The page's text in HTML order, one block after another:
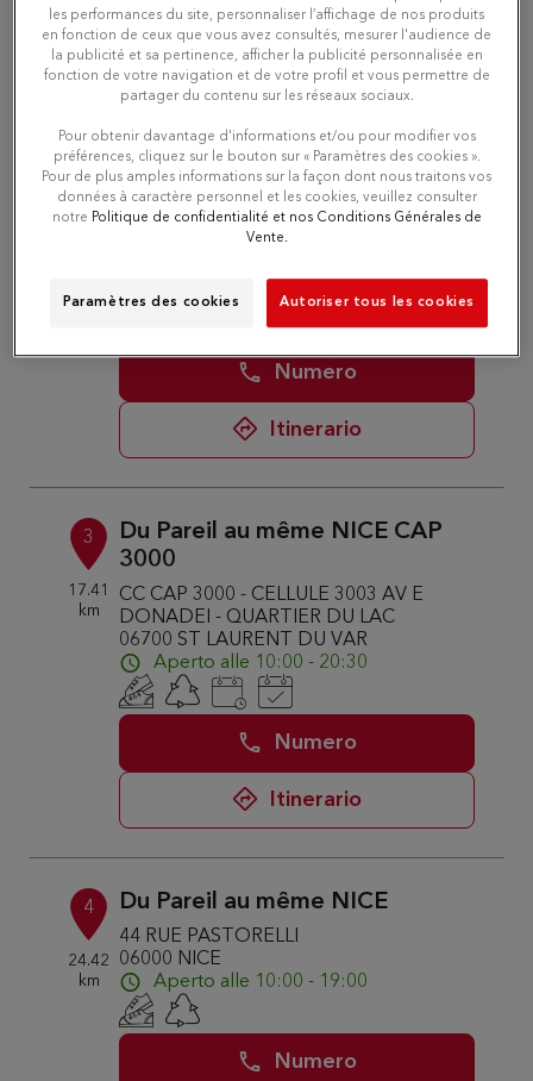
Numero
Itinerario
2
Du Pareil au même ANTIBES
CHAMPIONNET
12 BIS RUE CHAMPIONNET
Aperto alle 10:00 - 19:00
Numero
Itinerario
3
17.41
km
Du Pareil au même NICE CAP
3000
CC CAP 3000 - CELLULE 3003 AV E
DONADEI - QUARTIER DU LAC
06700 ST LAURENT DU VAR
Aperto alle 10:00 - 20:30
Numero
Itinerario
4
24.42
km
Du Pareil au même NICE
44 RUE PASTORELLI
06000 NICE
Aperto alle 10:00 - 19:00
Numero
les performances du site, personnaliser l’affichage de nos produits
en fonction de ceux que vous avez consultés, mesurer l'audience de
la publicité et sa pertinence, afficher la publicité personnalisée en
fonction de votre navigation et de votre profil et vous permettre de
partager du contenu sur les réseaux sociaux.
Pour obtenir davantage d'informations et/ou pour modifier vos
préférences, cliquez sur le bouton sur « Paramètres des cookies ».
Pour de plus amples informations sur la façon dont nous traitons vos
données à caractère personnel et les cookies, veuillez consulter
notre Politique de confidentialité et nos Conditions Générales de
Vente.
Paramètres des cookies Autoriser tous les cookies